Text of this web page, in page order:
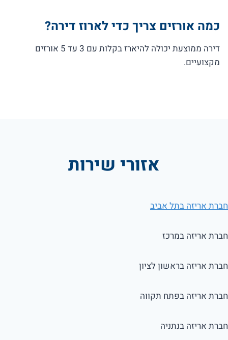
כמה אורזים צריך כדי לארוז דירה?
דירה ממוצעת יכולה להיארז בקלות עם 3 עד 5 אורזים
מקצועיים.
אזורי שירות
חברת אריזה בתל אביב
חברת אריזה במרכז
חברת אריזה בראשון לציון
חברת אריזה בפתח תקווה
חברת אריזה בנתניה